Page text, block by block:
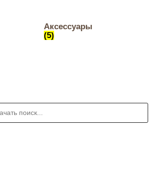
Аксессуары
(5)